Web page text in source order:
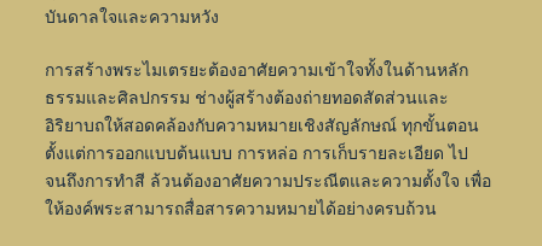
บันดาลใจและความหวัง
การสร้างพระไมเตรยะต้องอาศัยความเข้าใจทั้งในด้านหลัก
ธรรมและศิลปกรรม ช่างผู้สร้างต้องถ่ายทอดสัดส่วนและ
อิริยาบถให้สอดคล้องกับความหมายเชิงสัญลักษณ์ ทุกขั้นตอน
ตั้งแต่การออกแบบต้นแบบ การหล่อ การเก็บรายละเอียด ไป
จนถึงการทำสี ล้วนต้องอาศัยความประณีตและความตั้งใจ เพื่อ
ให้องค์พระสามารถสื่อสารความหมายได้อย่างครบถ้วน